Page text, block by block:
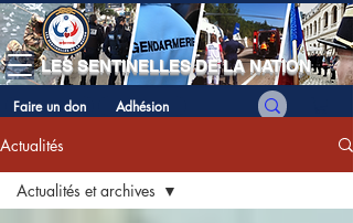
LES SENTINELLES DE LA NATION
Faire un don Adhésion
Actualités
Actualités et archives